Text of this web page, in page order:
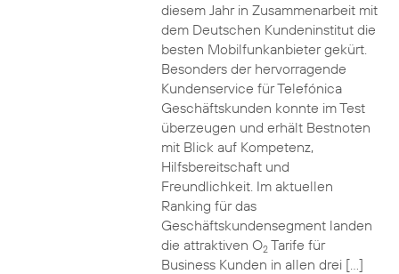
diesem Jahr in Zusammenarbeit mit
dem Deutschen Kundeninstitut die
besten Mobilfunkanbieter gekürt.
Besonders der hervorragende
Kundenservice für Telefónica
Geschäftskunden konnte im Test
überzeugen und erhält Bestnoten
mit Blick auf Kompetenz,
Hilfsbereitschaft und
Freundlichkeit. Im aktuellen
Ranking für das
Geschäftskundensegment landen
die attraktiven O2Tarife für
Business Kunden in allen drei […]